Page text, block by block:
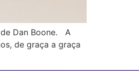
de Dan Boone. A
de graça a graça